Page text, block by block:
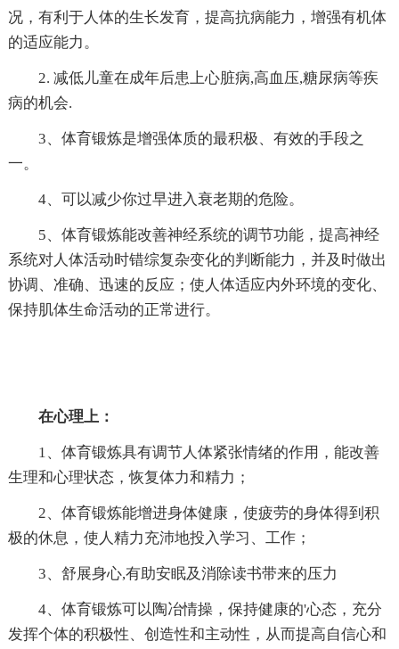
况，有利于人体的生长发育，提高抗病能力，增强有机体
的适应能力。
2. 减低儿童在成年后患上心脏病,高血压,糖尿病等疾
病的机会.
3、体育锻炼是增强体质的最积极、有效的手段之
一。
4、可以减少你过早进入衰老期的危险。
5、体育锻炼能改善神经系统的调节功能，提高神经
系统对人体活动时错综复杂变化的判断能力，并及时做出
协调、准确、迅速的反应；使人体适应内外环境的变化、
保持肌体生命活动的正常进行。
在心理上：
1、体育锻炼具有调节人体紧张情绪的作用，能改善
生理和心理状态，恢复体力和精力；
2、体育锻炼能增进身体健康，使疲劳的身体得到积
极的休息，使人精力充沛地投入学习、工作；
3、舒展身心,有助安眠及消除读书带来的压力
4、体育锻炼可以陶冶情操，保持健康的'心态，充分
发挥个体的积极性、创造性和主动性，从而提高自信心和